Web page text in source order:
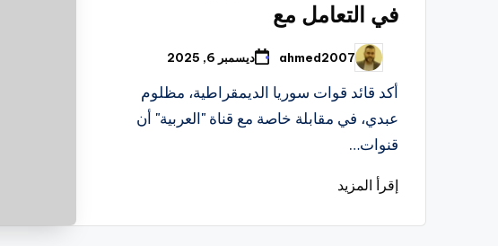
في التعامل مع
تمّ
النشر
بواسطة
ahmed2007 ديسمبر 6, 2025
أكد قائد قوات سوريا الديمقراطية، مظلوم
عبدي، في مقابلة خاصة مع قناة "العربية" أن
قنوات…
إقرأ المزيد